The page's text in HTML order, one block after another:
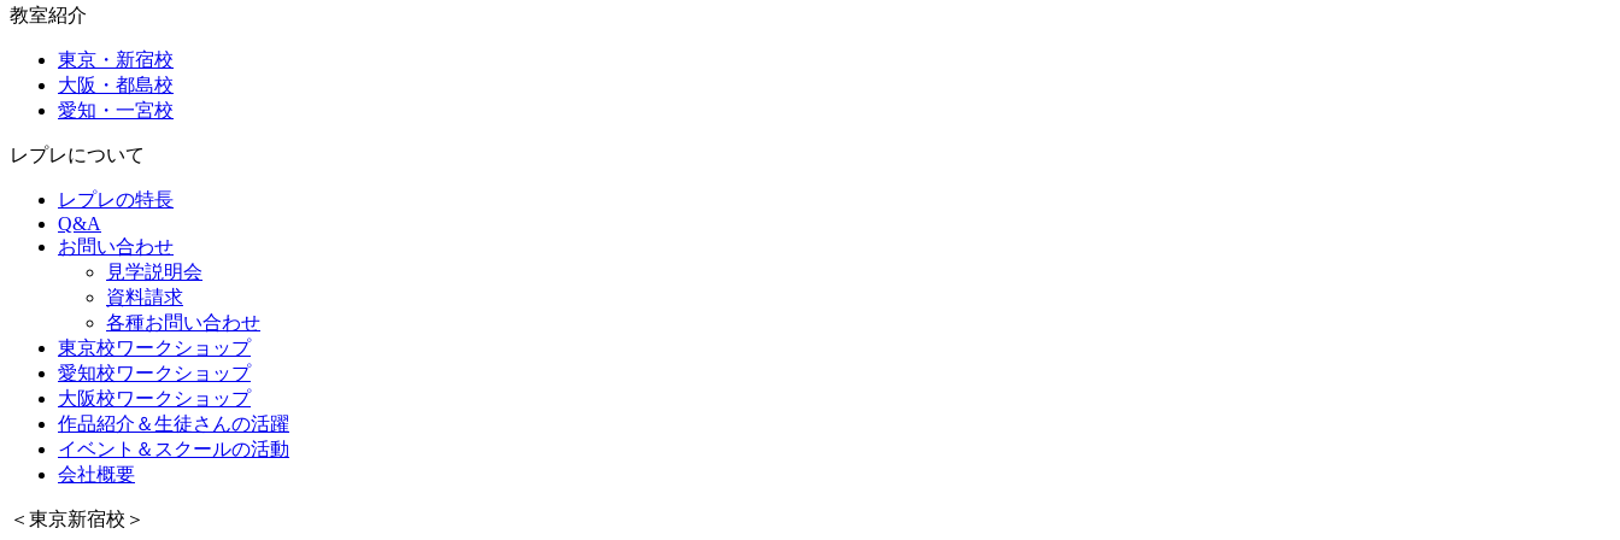
教室紹介
東京・新宿校
大阪・都島校
愛知・一宮校
レプレについて
レプレの特長
Q&A
お問い合わせ
見学説明会
資料請求
各種お問い合わせ
東京校ワークショップ
愛知校ワークショップ
大阪校ワークショップ
作品紹介＆生徒さんの活躍
イベント＆スクールの活動
会社概要
＜東京新宿校＞